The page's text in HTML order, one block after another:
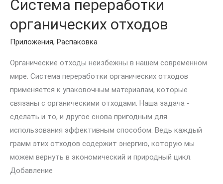
Система переработки
органических отходов
Приложения, Распаковка
Органические отходы неизбежны в нашем современном
мире. Система переработки органических отходов
применяется к упаковочным материалам, которые
связаны с органическими отходами. Наша задача -
сделать и то, и другое снова пригодным для
использования эффективным способом. Ведь каждый
грамм этих отходов содержит энергию, которую мы
можем вернуть в экономический и природный цикл.
Добавление